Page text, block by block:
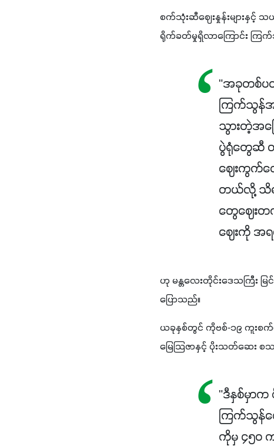
စက်သုံးဆီဈေးနှုန်းများနှင့်
ရိုက်ခတ်မှုရှိလာကြောင်း ကြ
"အခုတစ်ပတ်
ကြက်သွန်
သွားတဲ့အက
ပွဲရုံတွေဆီ တ
ဈေးကွက်
တယ်လို့ သိရ
တွေဈေး
ဈေးကို အ
ဟု မန္တလေးတိုင်းဒေသကြီး မြ
ပြောသည်။
ယခုနှစ်တွင် ကိုဗစ်-၁၉ ကူးစက်ရ
မြေသြဇာနှင့် ပိုးသတ်ဆေး
"ဒီနှစ်မှာ
ကြက်သွန်
ကိုမှ ၄၅၀